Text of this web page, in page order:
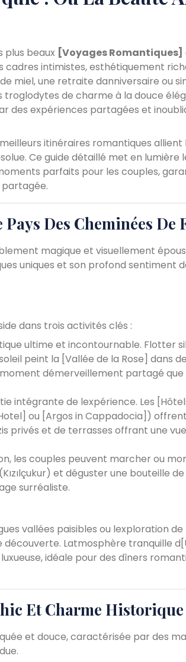
plus beaux [Voyages Romantiques]
cadres intimistes, esthétiquement
miel, une retraite danniversaire ou
de charme à la douce
des expériences partagées et
itinéraires romantiques
Ce guide détaillé met en lumière
parfaits pour les couples,
Des Cheminées De
magique et visuellement
uniques et son profond sentiment
dans trois activités clés :
ultime et incontournable. Flotter
peint la [Vallée de la Rose] dans
démerveillement partagé
intégrante de lexpérience. Les
ou [Argos in Cappadocia])
privés et de terrasses offrant une
les couples peuvent marcher ou
et déguster une bouteille
surréaliste.
vallées paisibles ou lexploration de
Latmosphère tranquille
idéale pour des dîners
Et Charme Historique
et douce, caractérisée par des